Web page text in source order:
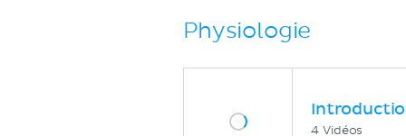
Physiologie
4 Vidéos